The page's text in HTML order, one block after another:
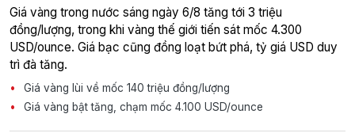
Giá vàng trong nước sáng ngày 6/8 tăng tới 3 triệu
đồng/lượng, trong khi vàng thế giới tiến sát mốc 4.300
USD/ounce. Giá bạc cũng đồng loạt bứt phá, tỷ giá USD duy
trì đà tăng.
Giá vàng lùi về mốc 140 triệu đồng/lượng
Giá vàng bật tăng, chạm mốc 4.100 USD/ounce